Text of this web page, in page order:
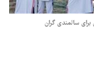
برای سالمندی گران